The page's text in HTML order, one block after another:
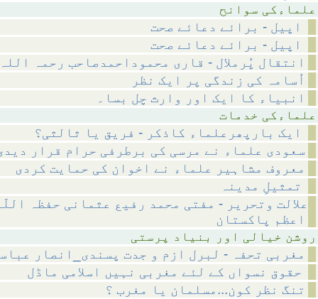
انتقال پُرملال - قاری محموداحمدصاحب رحمہ
اُسامہ کی زندگی پر ایک نظر
انبیاء کا ایک اور وارث چل بسا۔
سعودی علماء نے مرسی کی برطرفی حرام قرار
معروف مشاہیر علماء نے اخوان کی حمایت کردی
علالت وتحریر - مفتی محمد رفیع عثمانی حفظہ
اعظم پاکستان
مغربی تحفہ - لبرل ازم و جدت پسندی_انصار
تنگ نظر کون...مسلمان یا مغرب ؟